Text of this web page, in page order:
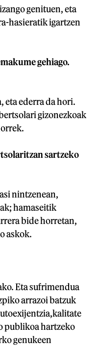
genituen, eta
hasieratik igartzen
gehiago.
eta ederra da hori.
gizonezkoak
sartzeko
nintzenean,
hamaseitik
bide horretan,
askok.
Eta sufrimendua
arrazoi batzuk
publikoa hartzeko
genukeen